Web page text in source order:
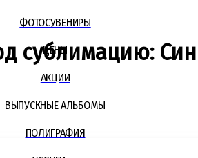
ФОТОСУВЕНИРЫ
ЦЕНЫ
АКЦИИ
ВЫПУСКНЫЕ АЛЬБОМЫ
ПОЛИГРАФИЯ
сублимацию: